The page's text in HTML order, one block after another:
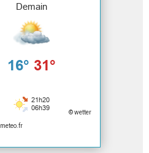
© wetter
meteo.fr